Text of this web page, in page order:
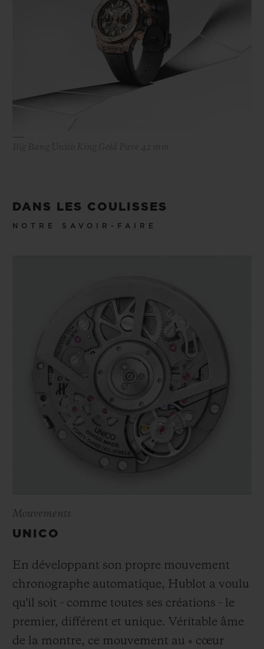
DANS LES COULISSES
NOTRE SAVOIR-FAIRE
Mouvements
UNICO
En développant son propre mouvement
chronographe automatique, Hublot a voulu
qu'il soit - comme toutes ses créations - le
premier, différent et unique. Véritable âme
de la montre, ce mouvement au « cœur